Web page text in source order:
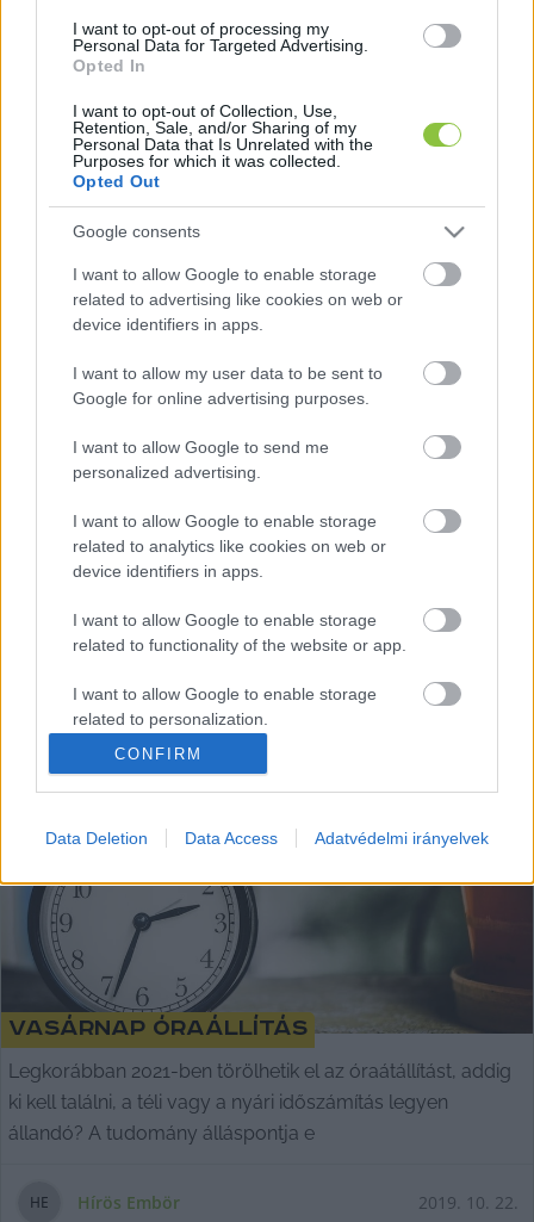
I want to opt-out of processing my
Personal Data for Targeted Advertising.
Opted In
I want to opt-out of Collection, Use,
Retention, Sale, and/or Sharing of my
Personal Data that Is Unrelated with the
Purposes for which it was collected.
Opted Out
Google consents
I want to allow Google to enable storage
related to advertising like cookies on web or
device identifiers in apps.
I want to allow my user data to be sent to
Google for online advertising purposes.
I want to allow Google to send me
personalized advertising.
I want to allow Google to enable storage
related to analytics like cookies on web or
device identifiers in apps.
I want to allow Google to enable storage
related to functionality of the website or app.
I want to allow Google to enable storage
related to personalization.
I want to allow Google to enable storage
related to security, including authentication
user protection.
CONFIRM
Data Deletion Data Access Adatvédelmi irányelvek
Éjszaka óraátállítás – megint a
rövid délutánok és hosszú esték
időszaka jön
Sokan utálják, legtöbben megszüntetnék, mégis tovább él
velünk a téli és a nyári időszámítás rendszere, így tavasszal
előre, ősszel pedig vissza kell
Lapszemle 2025. 10. 25.
Vasárnap óraállítás
Legkorábban 2021-ben törölhetik el az óraátállítást, addig
ki kell találni, a téli vagy a nyári időszámítás legyen
állandó? A tudomány álláspontja e
HE Hírös Embör 2019. 10. 22.